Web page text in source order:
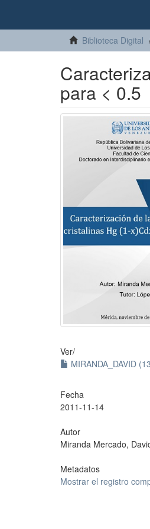
Biblioteca Digital
para < 0.5
Ver/
MIRANDA_DAVID
Fecha
2011-11-14
Autor
Miranda Mercado,
Metadatos
Mostrar el registro